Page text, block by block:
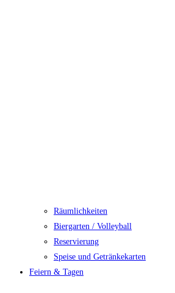
Räumlichkeiten
Biergarten / Volleyball
Reservierung
Speise und Getränkekarten
Feiern & Tagen